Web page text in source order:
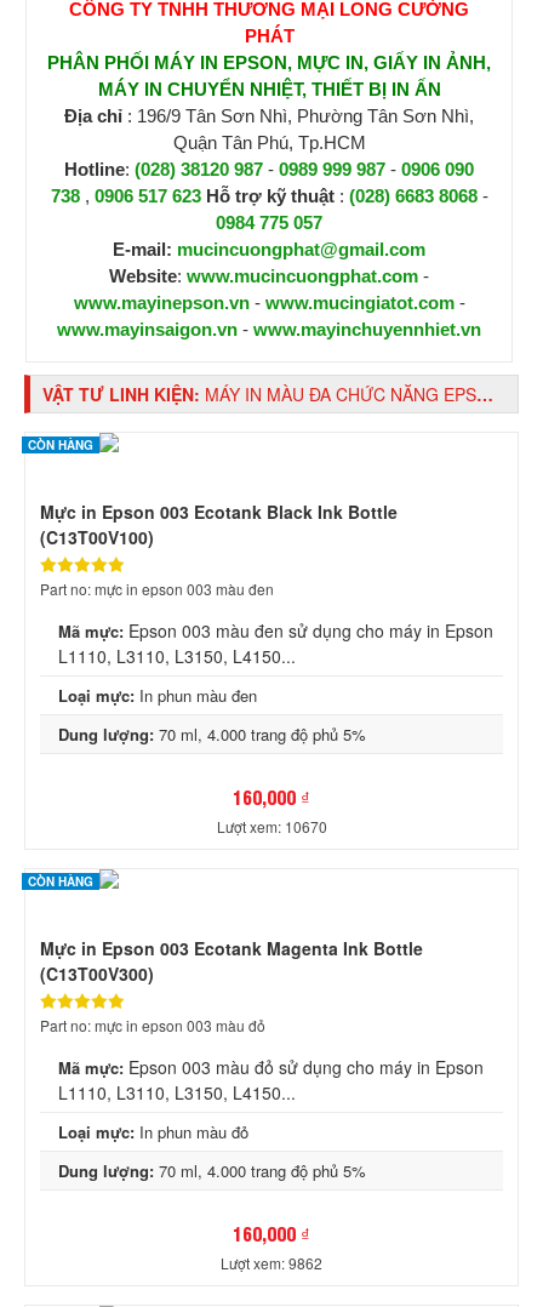
CÔNG TY TNHH THƯƠNG MẠI LONG CƯỜNG
PHÁT
PHÂN PHỐI MÁY IN EPSON, MỰC IN, GIẤY IN ẢNH,
MÁY IN CHUYỂN NHIỆT, THIẾT BỊ IN ẤN
Địa chỉ : 196/9 Tân Sơn Nhì, Phường Tân Sơn Nhì,
Quận Tân Phú, Tp.HCM
Hotline: (028) 38120 987 - 0989 999 987 - 0906 090
738, 0906 517 623 Hỗ trợ kỹ thuật : (028) 6683 8068-
0984 775 057
E-mail: mucincuongphat@gmail.com
Website: www.mucincuongphat.com -
www.mayinepson.vn- www.mucingiatot.com-
www.mayinsaigon.vn - www.mayinchuyennhiet.vn
VẬT TƯ LINH KIỆN: MÁY IN MÀU ĐA CHỨC NĂNG EPSON XP-4100 WIFI, IN 2 MẶT TỰ ĐỘNG
CÒN HÀNG
Mực in Epson 003 Ecotank Black Ink Bottle
(C13T00V100)
Part no: mực in epson 003 màu đen
Mã mực: Epson 003 màu đen sử dụng cho máy in Epson
L1110, L3110, L3150, L4150...
Loại mực: In phun màu đen
Dung lượng: 70 ml, 4.000 trang độ phủ 5%
160,000 ₫
Lượt xem: 10670
CÒN HÀNG
Mực in Epson 003 Ecotank Magenta Ink Bottle
(C13T00V300)
Part no: mực in epson 003 màu đỏ
Mã mực: Epson 003 màu đỏ sử dụng cho máy in Epson
L1110, L3110, L3150, L4150...
Loại mực: In phun màu đỏ
Dung lượng: 70 ml, 4.000 trang độ phủ 5%
160,000 ₫
Lượt xem: 9862